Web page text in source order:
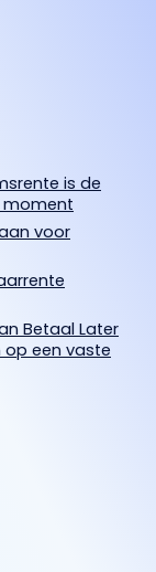
is de
moment
voor
Betaal Later
op een vaste